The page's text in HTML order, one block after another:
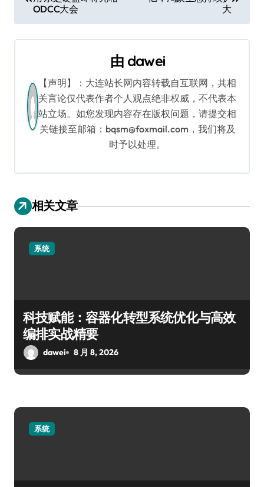
章
导
ODCC大会
大
由 dawei
【声明】：大连站长网内容转载自互联网，其相
关言论仅代表作者个人观点绝非权威，不代表本
站立场。如您发现内容存在版权问题，请提交相
关链接至邮箱：bqsm@foxmail.com，我们将及
时予以处理。
相关文章
系统
科技赋能：容器化转型系统优化与高效
编排实战精要
dawei 8 月 8, 2026
系统